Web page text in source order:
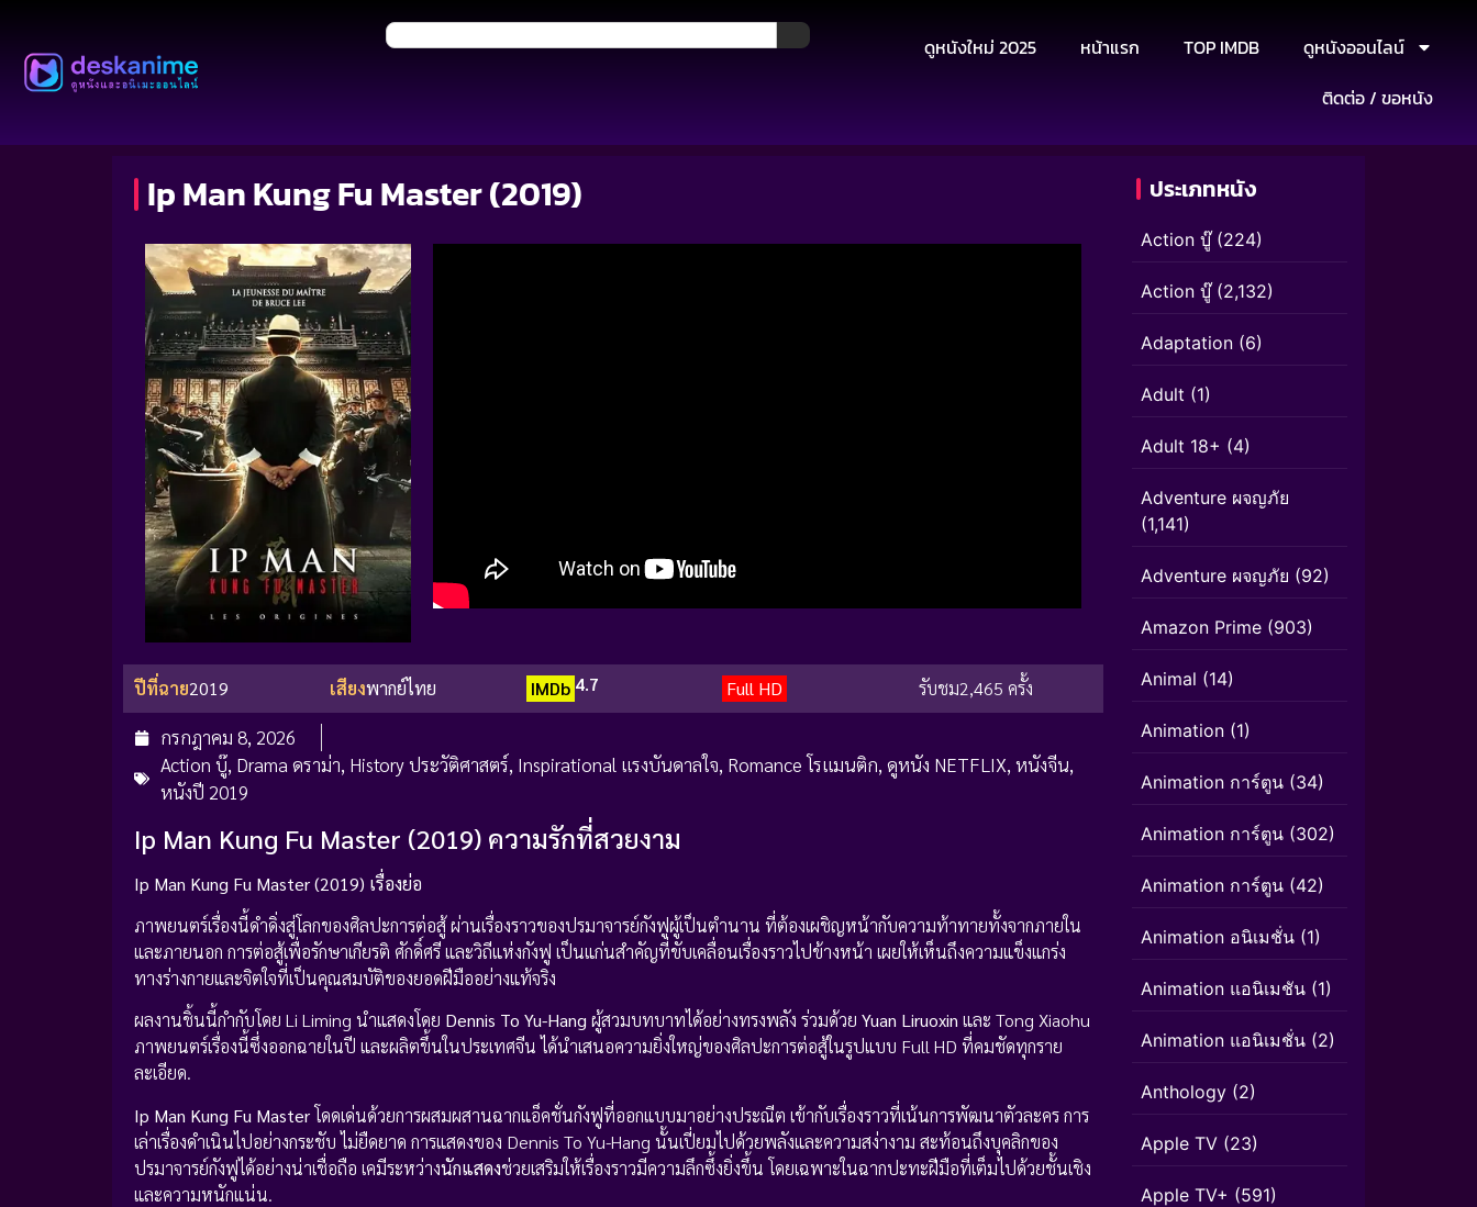
ดูหนังใหม่ 2025 หน้าแรก TOP IMDB
ดูหนังออนไลน์
ติดต่อ / ขอหนัง
Ip Man Kung Fu Master (2019)
ปีที่ฉาย2019 เสียงพากย์ไทย IMDb 4.7 Full HD รับชม2,465 ครั้ง
กรกฎาคม 8, 2026
Action บู๊, Drama ดราม่า, History ประวัติศาสตร์, Inspirational แรงบันดาลใจ, Romance โรแมนติก, ดูหนัง NETFLIX, หนังจีน,
หนังปี 2019
Ip Man Kung Fu Master (2019) ความรักที่สวยงาม
Ip Man Kung Fu Master (2019) เรื่องย่อ
ภาพยนตร์เรื่องนี้ดำดิ่งสู่โลกของศิลปะการต่อสู้ ผ่านเรื่องราวของปรมาจารย์กังฟูผู้เป็นตำนาน ที่ต้องเผชิญหน้ากับความท้าทายทั้งจากภายใน
และภายนอก การต่อสู้เพื่อรักษาเกียรติ ศักดิ์ศรี และวิถีแห่งกังฟู เป็นแก่นสำคัญที่ขับเคลื่อนเรื่องราวไปข้างหน้า เผยให้เห็นถึงความแข็งแกร่ง
ทางร่างกายและจิตใจที่เป็นคุณสมบัติของยอดฝีมืออย่างแท้จริง
ผลงานชิ้นนี้กำกับโดย Li Liming นำแสดงโดย Dennis To Yu-Hang ผู้สวมบทบาทได้อย่างทรงพลัง ร่วมด้วย Yuan Liruoxin และ Tong Xiaohu
ภาพยนตร์เรื่องนี้ซึ่งออกฉายในปี และผลิตขึ้นในประเทศจีน ได้นำเสนอความยิ่งใหญ่ของศิลปะการต่อสู้ในรูปแบบ Full HD ที่คมชัดทุกราย
ละเอียด.
Ip Man Kung Fu Masterโดดเด่นด้วยการผสมผสานฉากแอ็คชั่นกังฟูที่ออกแบบมาอย่างประณีต เข้ากับเรื่องราวที่เน้นการพัฒนาตัวละคร การ
เล่าเรื่องดำเนินไปอย่างกระชับ ไม่ยืดยาด การแสดงของ Dennis To Yu-Hang นั้นเปี่ยมไปด้วยพลังและความสง่างาม สะท้อนถึงบุคลิกของ
ปรมาจารย์กังฟูได้อย่างน่าเชื่อถือ เคมีระหว่างนักแสดงช่วยเสริมให้เรื่องราวมีความลึกซึ้งยิ่งขึ้น โดยเฉพาะในฉากปะทะฝีมือที่เต็มไปด้วยชั้นเชิง
และความหนักแน่น.
ประเภทหนัง
Action บู๊(224)
Action บู๊(2,132)
Adaptation (6)
Adult (1)
Adult 18+ (4)
Adventure ผจญภัย
(1,141)
Adventure ผจญภัย (92)
Amazon Prime (903)
Animal (14)
Animation (1)
Animation การ์ตูน (34)
Animation การ์ตูน (302)
Animation การ์ตูน (42)
Animation อนิเมชั่น (1)
Animation แอนิเมชัน (1)
Animation แอนิเมชั่น (2)
Anthology (2)
Apple TV (23)
Apple TV+ (591)